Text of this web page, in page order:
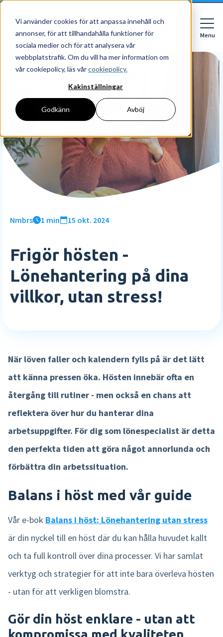
Vi använder cookies för att anpassa innehåll och
annonser, för att tillhandahålla funktioner för
sociala medier och för att analysera vår
webbplatstrafik. Om du vill ha mer information om
vår cookiepolicy, läs vårcookiepolicy.
Kakinställningar
Godkänn Avböj
Menu
Close
För vem
Företag
Redovisningsbyrå
Läs mer
Funktioner
Digital mapp
Digital signering
HR workflows
Performance
Mer HR funktioner »
Lön
Lönekörningskontroll
Löneworkflow
Körkontroll
Product tour
Integrationer
Priser
Upptäck
Resurser
Academy
Agenda
Om oss
Karriär
Partnerskap
Support
Logga in
Sverige
English
Testa gratis
Nmbrs 1 min 15 okt. 2024
Frigör hösten -
Lönehantering på dina
villkor, utan stress!
När löven faller och kalendern fylls på är det lätt
att känna pressen öka. Hösten innebär ofta en
återgång till rutiner - men också en chans att
reflektera över hur du hanterar dina
arbetsuppgifter. För dig som lönespecialist är detta
den perfekta tiden att göra något annorlunda och
förbättra din arbetssituation.
Balans i höst med vår guide
Vår e-bok Balans i höst: Lönehantering utan stress
är din nyckel till en höst där du kan hålla huvudet kallt
och ta full kontroll över dina processer. Vi har samlat
verktyg och strategier för att inte bara överleva hösten
- utan för att verkligen blomstra.
Gör din höst enklare - utan att